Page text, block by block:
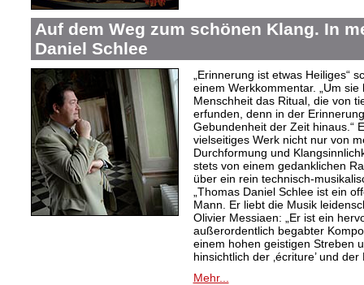
Auf dem Weg zum schönen Klang. In
Daniel Schlee
„Erinnerung ist etwas Heiliges“
einem Werkkommentar. „Um
Menschheit das Ritual, die von
erfunden, denn in der
Gebundenheit der Zeit hinaus.“
vielseitiges Werk nicht nur von
Durchformung und
stets von einem gedanklichen
über ein rein technisch-
„Thomas Daniel Schlee ist ein
Mann. Er liebt die Musik
Olivier Messiaen: „Er ist ein
außerordentlich begabter
einem hohen geistigen Streben
hinsichtlich der ‚écriture’ und der
Mehr...